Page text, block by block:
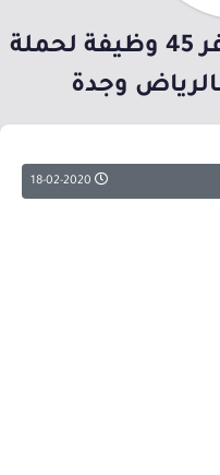
شركة العربية للعود توفر 45 وظيفة لحملة
وجدة